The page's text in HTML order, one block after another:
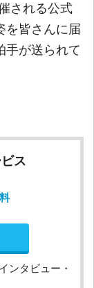
される公式
を皆さんに届
手が送られて
ス
ンタビュー・